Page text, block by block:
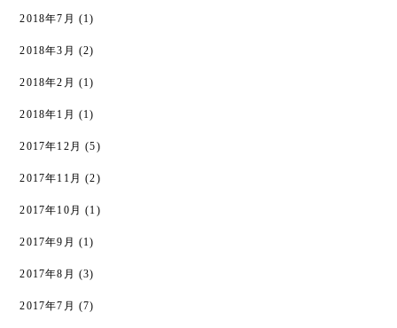
2018年7月 (1)
2018年3月 (2)
2018年2月 (1)
2018年1月 (1)
2017年12月 (5)
2017年11月 (2)
2017年10月 (1)
2017年9月 (1)
2017年8月 (3)
2017年7月 (7)